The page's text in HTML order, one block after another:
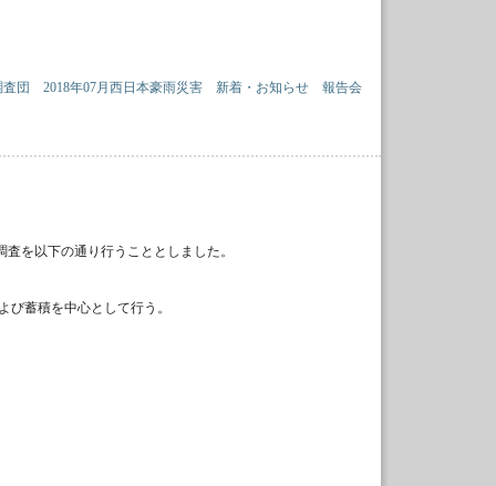
報告会
新着・お知らせ
2018年07月西日本豪雨災害
団
を以下の通り行うこととしました。
蓄積を中心として行う。